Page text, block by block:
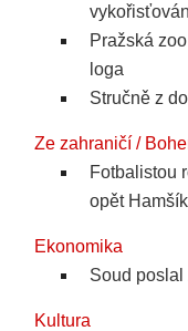
Pražská
loga
Stručně z
Ze zahraničí /
Fotbalistou
opět
Ekonomika
Soud
Kultura